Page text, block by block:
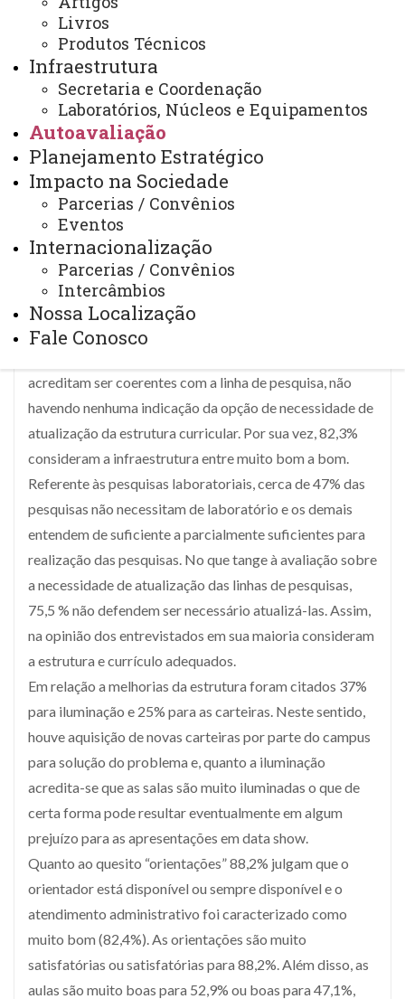
Livros
Produtos Técnicos
Infraestrutura
Secretaria e Coordenação
Laboratórios, Núcleos e Equipamentos
Autoavaliação
Planejamento Estratégico
Impacto na Sociedade
Parcerias / Convênios
Eventos
Internacionalização
Parcerias / Convênios
Intercâmbios
Nossa Localização
Fale Conosco
Referente a renda familiar, sua maioria (41,2%) aufere
uma renda entre 1 a 3 salários mínimos e cerca de um
quarto (23,5%) entre 3 a 5 salários mínimos. Com o
salário-mínimo atual de R$1.412,00, podemos
considerar que 41,2% do curso pertence à classe D/E e
21,5% à classe C; isso caracteriza que o curso atende
principalmente a classe baixa. Esta classe reflete na
formação dos pais, onde 35,3 % das mães e 31,3 % dos
pais possuem o ensino fundamental incompleto e apenas
18,8% dos pais possuem o superior completo. Já a
formação discente revela que cerca de 94,1% são
oriundos de escola pública no ensino fundamental e
médio.
acreditam ser coerentes com a linha de pesquisa, não
havendo nenhuma indicação da opção de necessidade de
atualização da estrutura curricular. Por sua vez, 82,3%
consideram a infraestrutura entre muito bom a bom.
Referente às pesquisas laboratoriais, cerca de 47% das
pesquisas não necessitam de laboratório e os demais
entendem de suficiente a parcialmente suficientes para
realização das pesquisas. No que tange à avaliação sobre
a necessidade de atualização das linhas de pesquisas,
75,5 % não defendem ser necessário atualizá-las. Assim,
na opinião dos entrevistados em sua maioria consideram
a estrutura e currículo adequados.
Em relação a melhorias da estrutura foram citados 37%
para iluminação e 25% para as carteiras. Neste sentido,
houve aquisição de novas carteiras por parte do campus
para solução do problema e, quanto a iluminação
acredita-se que as salas são muito iluminadas o que de
certa forma pode resultar eventualmente em algum
prejuízo para as apresentações em data show.
Quanto ao quesito “orientações” 88,2% julgam que o
orientador está disponível ou sempre disponível e o
atendimento administrativo foi caracterizado como
muito bom (82,4%). As orientações são muito
satisfatórias ou satisfatórias para 88,2%. Além disso, as
aulas são muito boas para 52,9% ou boas para 47,1%,